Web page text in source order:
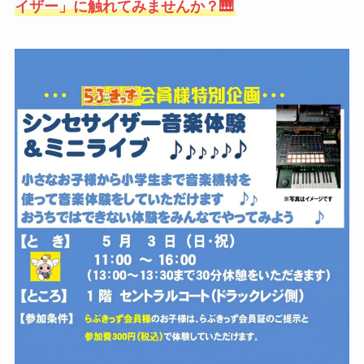
イザー」に触れてみませんか？🎹